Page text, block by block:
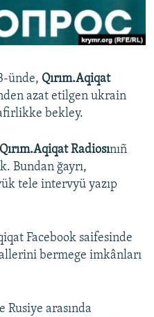
ünde, Qırım.Aqiqat
azat etilgen ukrain
bekley.
Qırım.Aqiqat Radiosınıñ
Bundan ğayrı,
tele intervyü yazıp
Facebook saifesinde
bermege imkânları
arasında